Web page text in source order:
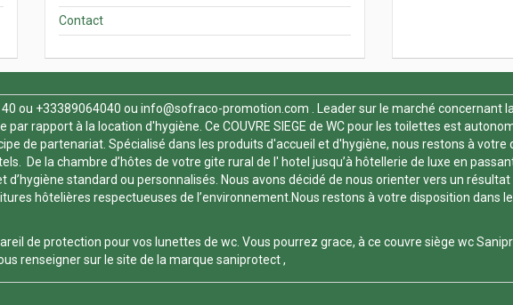
Contact
ou +33389064040 ou info@sofraco-promotion.com . Leader sur le marché concernant
par rapport à la location d'hygiène. Ce COUVRE SIEGE de WCpour les toilettes est
de partenariat. Spécialisé dans les produits d'accueil et d'hygiène, nous restons à votre
De la chambre d’hôtes de votre gite rural de l' hotel jusqu’à hôtellerie de luxe en
d’hygiène standard ou personnalisés. Nous avons décidé de nous orienter vers un
hôtelières respectueuses de l’environnement.Nous restons à votre disposition dans
de protection pour vos lunettes de wc . Vous pourrez grace, à ce couvre siège wc
renseigner sur le site de la marque saniprotect,